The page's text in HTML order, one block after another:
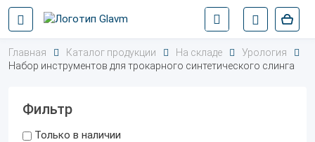
Главная Каталог продукции На складе
Урология
Набор инструментов для трокарного синтетического слинга
Фильтр
Только в наличии